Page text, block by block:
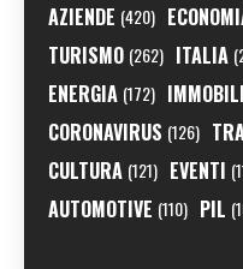
AZIENDE (420)
TURISMO (262) ITALIA
ENERGIA (172)
CORONAVIRUS (126)
CULTURA (121) EVENTI
AUTOMOTIVE (110) PIL